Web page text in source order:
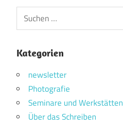
Suchen
nach:
Kategorien
newsletter
Photografie
Seminare und Werkstätten
Über das Schreiben